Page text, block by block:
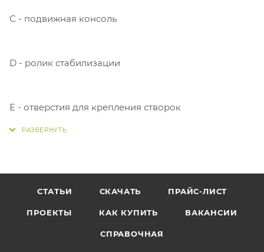
С - подвижная консоль
D - ролик стабилизации
Е - отверстия для крепления створок
СТАТЬИ СКАЧАТЬ ПРАЙС-ЛИСТ
ПРОЕКТЫ КАК КУПИТЬ ВАКАНСИИ
СПРАВОЧНАЯ